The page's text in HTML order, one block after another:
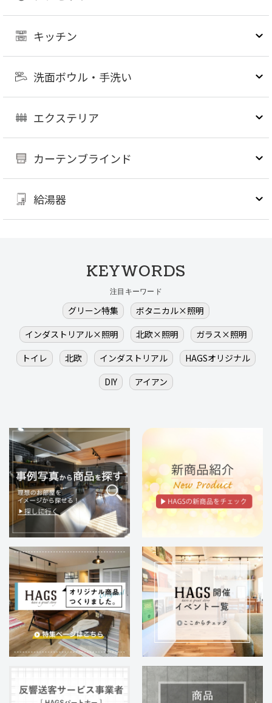
キッチン
洗面ボウル・手洗い
エクステリア
カーテンブラインド
給湯器
KEYWORDS
注目キーワード
グリーン特集
ボタニカル×照明
インダストリアル×照明
北欧×照明
ガラス×照明
トイレ
北欧 インダストリアル
HAGSオリジナル
DIY
アイアン